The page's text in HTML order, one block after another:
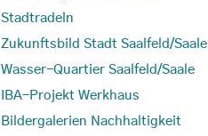
Stadtradeln
Zukunftsbild Stadt Saalfeld/Saale
Wasser-Quartier Saalfeld/Saale
IBA-Projekt Werkhaus
Bildergalerien Nachhaltigkeit